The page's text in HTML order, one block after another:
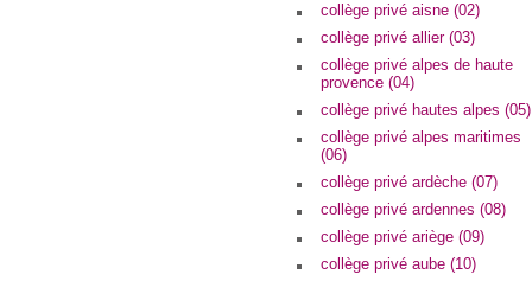
collège privé aisne (02)
collège privé allier (03)
collège privé alpes de haute
provence (04)
collège privé hautes alpes (05)
collège privé alpes maritimes
(06)
collège privé ardèche (07)
collège privé ardennes (08)
collège privé ariège (09)
collège privé aube (10)